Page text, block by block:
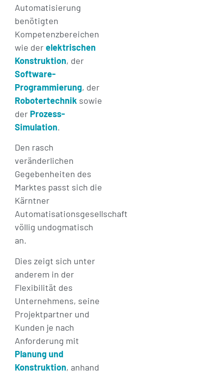
Automatisierung
benötigten
Kompetenzbereichen
wie derelektrischen
Konstruktion, der
Software-
Programmierung, der
Robotertechnik sowie
der Prozess-
Simulation.
Den rasch
veränderlichen
Gegebenheiten des
Marktes passt sich die
Kärntner
Automatisationsgesellschaft
völlig undogmatisch
an.
Dies zeigt sich unter
anderem in der
Flexibilität des
Unternehmens, seine
Projektpartner und
Kunden je nach
Anforderung mit
Planung und
Konstruktion, anhand